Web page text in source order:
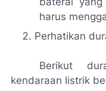
harus
Perhatikan
Berikut
kendaraan listrik